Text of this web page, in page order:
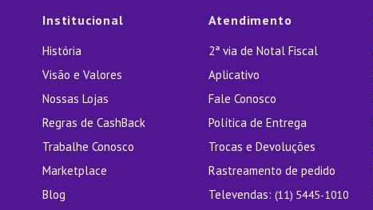
Institucional
História
Visão e Valores
Nossas Lojas
Regras de CashBack
Trabalhe Conosco
Marketplace
Blog
Atendimento
2ª via de Notal Fiscal
Aplicativo
Fale Conosco
Política de Entrega
Trocas e Devoluções
Rastreamento de pedido
Televendas: (11) 5445-1010